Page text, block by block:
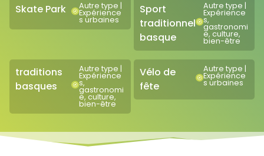
Skate Park Autre type |
Expérience
s urbaines
Sport
traditionnel
basque
Autre type |
Expérience
s,
gastronomi
e, culture,
bien-être
traditions
basques
Autre type |
Expérience
s,
gastronomi
e, culture,
bien-être
Vélo de
fête
Autre type |
Expérience
s urbaines